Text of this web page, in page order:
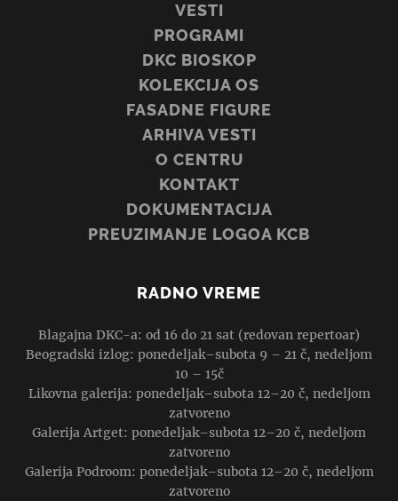
VESTI
PROGRAMI
DKC BIOSKOP
KOLEKCIJA OS
FASADNE FIGURE
ARHIVA VESTI
O CENTRU
KONTAKT
DOKUMENTACIJA
PREUZIMANJE LOGOA KCB
RADNO VREME
Blagajna DKC-a: od 16 do 21 sat (redovan repertoar)
Beogradski izlog: ponedeljak–subota 9 – 21 č, nedeljom
10 – 15č
Likovna galerija: ponedeljak–subota 12–20 č, nedeljom
zatvoreno
Galerija Artget: ponedeljak–subota 12–20 č, nedeljom
zatvoreno
Galerija Podroom: ponedeljak–subota 12–20 č, nedeljom
zatvoreno